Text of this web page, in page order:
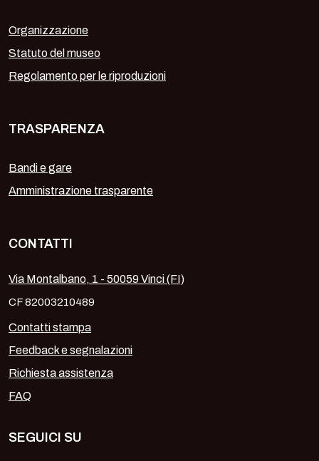
Organizzazione
Statuto del museo
Regolamento per le riproduzioni
TRASPARENZA
Bandi e gare
Amministrazione trasparente
CONTATTI
Via Montalbano, 1 - 50059 Vinci (FI)
CF 82003210489
Contatti stampa
Feedback e segnalazioni
Richiesta assistenza
FAQ
SEGUICI SU